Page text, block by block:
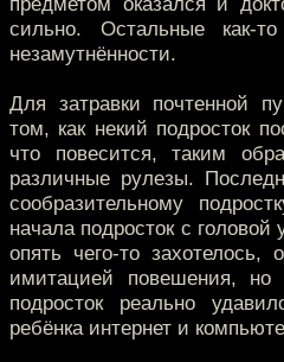
сильно. Остальные как-
незамутнённости.
Для затравки почтенной
том, как некий подросток
что повесится, таким
различные рулезы.
сообразительному
начала подросток с
опять чего-то
имитацией повешения,
подросток реально
ребёнка интернет и